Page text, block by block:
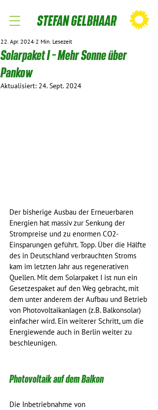
STEFAN GELBHAAR
Solarpaket I – Mehr Sonne über
Pankow
22. Apr. 2024 2 Min. Lesezeit
Aktualisiert: 24. Sept. 2024
Der bisherige Ausbau der Erneuerbaren
Energien hat massiv zur Senkung der
Strompreise und zu enormen CO2-
Einsparungen geführt. Topp. Über die Hälfte
des in Deutschland verbrauchten Stroms
kam im letzten Jahr aus regenerativen
Quellen. Mit dem Solarpaket I ist nun ein
Gesetzespaket auf den Weg gebracht, mit
dem unter anderem der Aufbau und Betrieb
von Photovoltaikanlagen (z.B. Balkonsolar)
einfacher wird. Ein weiterer Schritt, um die
Energiewende auch in Berlin weiter zu
beschleunigen.
Photovoltaik auf dem Balkon
Die Inbetriebnahme von